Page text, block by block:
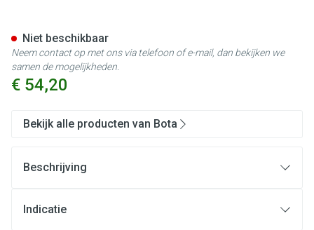
€ 54,20
Niet beschikbaar
Neem contact op met ons via telefoon of e-mail, dan bekijken we
samen de mogelijkheden.
Bekijk alle producten van Bota
Beschrijving
Indicatie